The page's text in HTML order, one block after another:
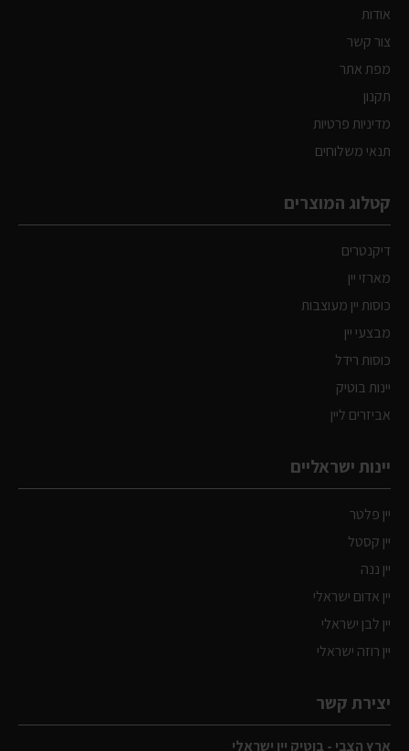
אודות
צור קשר
מפת אתר
תקנון
מדיניות פרטיות
תנאי משלוחים
קטלוג המוצרים
דיקנטרים
מארזי יין
כוסות יין מעוצבות
מבצעי יין
כוסות רידל
יינות בוטיק
אביזרים ליין
יינות ישראליים
יין פלטר
יין קסטל
יין ננה
יין אדום ישראלי
יין לבן ישראלי
יין רוזה ישראלי
יצירת קשר
ארץ הצבי - בוטיק יין ישראלי